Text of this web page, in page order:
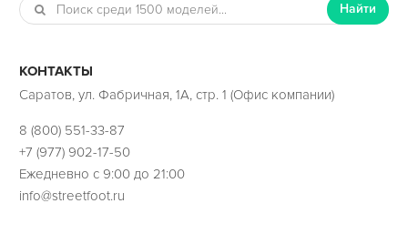
Найти
КОНТАКТЫ
Саратов, ул. Фабричная, 1А, стр. 1 (Офис компании)
8 (800) 551-33-87
+7 (977) 902-17-50
Ежедневно с 9:00 до 21:00
info@streetfoot.ru